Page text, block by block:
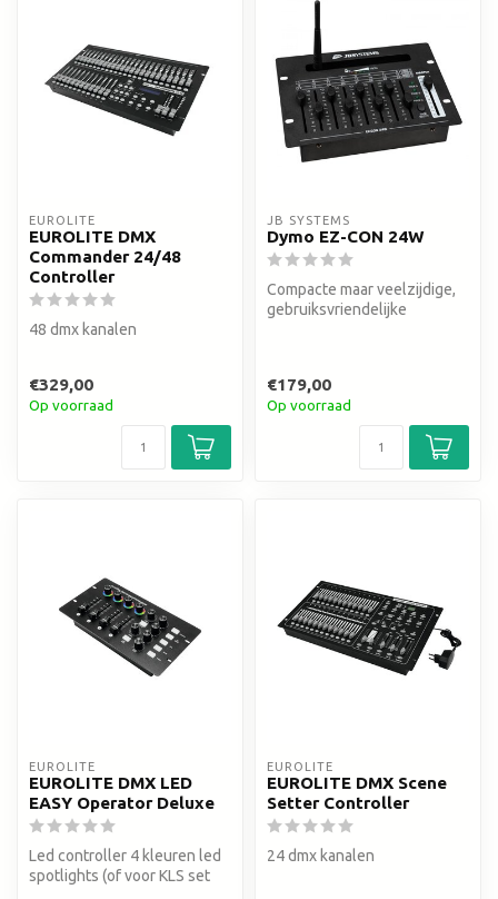
EUROLITE
EUROLITE DMX
Commander 24/48
Controller
48 dmx kanalen
€329,00
Op voorraad
JB SYSTEMS
Dymo EZ-CON 24W
Compacte maar veelzijdige,
gebruiksvriendelijke
€179,00
Op voorraad
EUROLITE
EUROLITE DMX LED
EASY Operator Deluxe
Led controller 4 kleuren led
spotlights (of voor KLS set
EUROLITE
EUROLITE DMX Scene
Setter Controller
24 dmx kanalen